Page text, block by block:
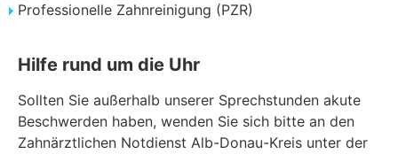
Professionelle Zahnreinigung (PZR)
Hilfe rund um die Uhr
Sollten Sie außerhalb unserer Sprechstunden akute
Beschwerden haben, wenden Sie sich bitte an den
Zahnärztlichen Notdienst Alb-Donau-Kreis unter der